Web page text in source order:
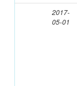
2017-
05-01